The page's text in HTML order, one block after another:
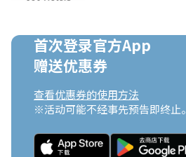
首次登录官方App
赠送优惠券
查看优惠券的使用方法
※活动可能不经事先预告即终止。